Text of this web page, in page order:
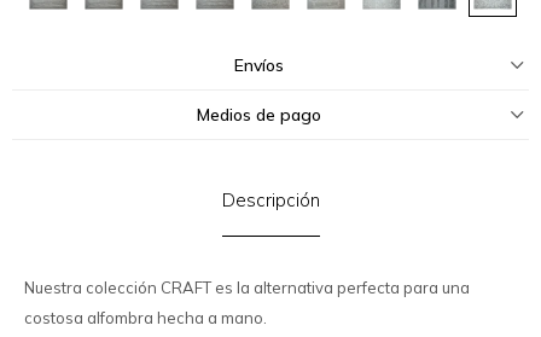
Envíos
Medios de pago
Descripción
Nuestra colección CRAFT es la alternativa perfecta para una
costosa alfombra hecha a mano.